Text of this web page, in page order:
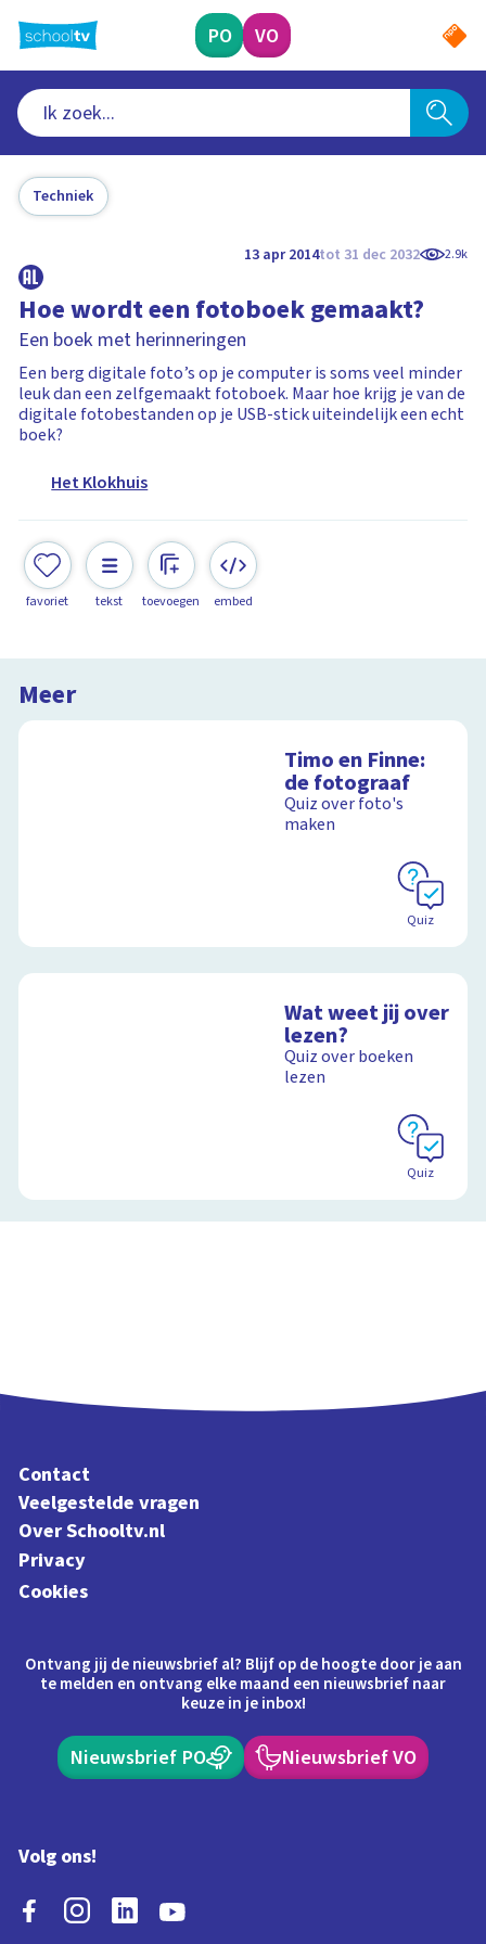
naar
hoofdinhoud
PO VO
Techniek
13 apr 2014tot 31 dec 2032 2.9k
Hoe wordt een fotoboek gemaakt?
Een boek met herinneringen
Een berg digitale foto’s op je computer is soms veel minder
leuk dan een zelfgemaakt fotoboek. Maar hoe krijg je van de
digitale fotobestanden op je USB-stick uiteindelijk een echt
boek?
Het Klokhuis
favoriet tekst toevoegen embed
Meer
Timo en Finne:
de fotograaf
Quiz over foto's
maken
Quiz
Wat weet jij over
lezen?
Quiz over boeken
lezen
Quiz
Contact
Veelgestelde vragen
Over Schooltv.nl
Privacy
Cookies
Ontvang jij de nieuwsbrief al? Blijf op de hoogte door je aan
te melden en ontvang elke maand een nieuwsbrief naar
keuze in je inbox!
Nieuwsbrief PO Nieuwsbrief VO
Volg ons!